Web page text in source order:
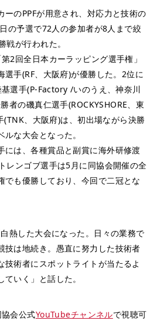
のPPFが用意され、対応力と技術の
の予選で72人の参加者が8人まで絞
戦が行われた。
2回全日本カーラッピング選手権」
選手(RF、大阪府)が優勝した。2位に
選手(P-Factory /いのうえ、神奈川
者の磯真仁選手(ROCKYSHORE、東
(TNK、大阪府)は、初出場ながら決勝
な大会となった。
は、各種賞品と副賞に海外研修渡
レンゴブ選手は5月に同協会開催の全
でも優勝しており、今回で二冠とな
熱した大会になった。日々の業務で
技は地続き。愚直に努力した技術者
技術者にスポットライトが当たるよ
いく」と話した。
会公式YouTubeチャンネルで視聴可